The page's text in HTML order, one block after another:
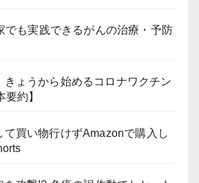
でも実践できるがんの治療・予防
きょうから始めるコロナワクチン
約】
て買い物行けずAmazonで購入し